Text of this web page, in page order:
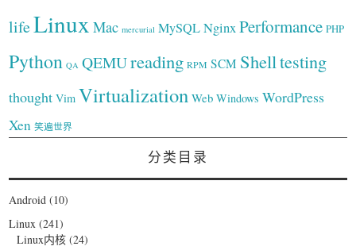
lifeLinux Mac mercurial MySQLNginxPerformance PHP
Python QA QEMUreading RPM SCM Shelltesting
thought Vim Virtualization Web Windows WordPress
Xen 笑遍世界
分类目录
Android (10)
Linux (241)
Linux内核 (24)